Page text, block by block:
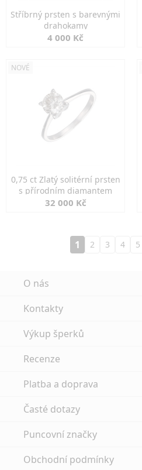
Stříbrný prsten s barevnými
drahokamy
4 000 Kč
NOVÉ
0,75 ct Zlatý solitérní prsten
s přírodním diamantem
32 000 Kč
1 2 3 4 5
O nás
Kontakty
Výkup šperků
Recenze
Platba a doprava
Časté dotazy
Puncovní značky
Obchodní podmínky